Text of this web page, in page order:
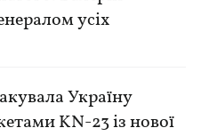
усіх
Україну
KN-23 із нової